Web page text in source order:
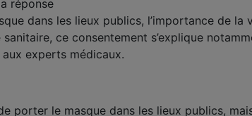
réponse
dans les lieux publics, l’importance de la
ce consentement s’explique
experts médicaux.
porter le masque dans les lieux publics,